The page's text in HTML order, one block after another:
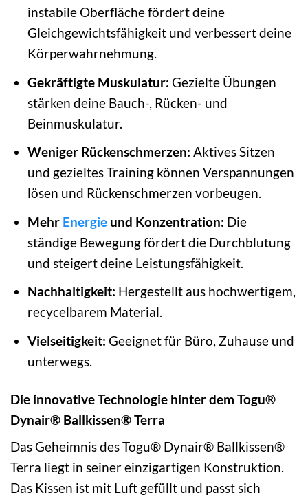
instabile Oberfläche fördert deine
Gleichgewichtsfähigkeit und verbessert deine
Körperwahrnehmung.
Gekräftigte Muskulatur: Gezielte Übungen
stärken deine Bauch-, Rücken- und
Beinmuskulatur.
Weniger Rückenschmerzen: Aktives Sitzen
und gezieltes Training können Verspannungen
lösen und Rückenschmerzen vorbeugen.
Mehr Energieund Konzentration: Die
ständige Bewegung fördert die Durchblutung
und steigert deine Leistungsfähigkeit.
Nachhaltigkeit: Hergestellt aus hochwertigem,
recycelbarem Material.
Vielseitigkeit: Geeignet für Büro, Zuhause und
unterwegs.
Die innovative Technologie hinter dem Togu®
Dynair® Ballkissen® Terra
Das Geheimnis des Togu® Dynair® Ballkissen®
Terra liegt in seiner einzigartigen Konstruktion.
Das Kissen ist mit Luft gefüllt und passt sich